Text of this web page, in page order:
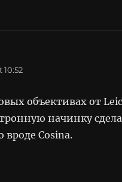
10:52
объективах от
начинку
Cosina.